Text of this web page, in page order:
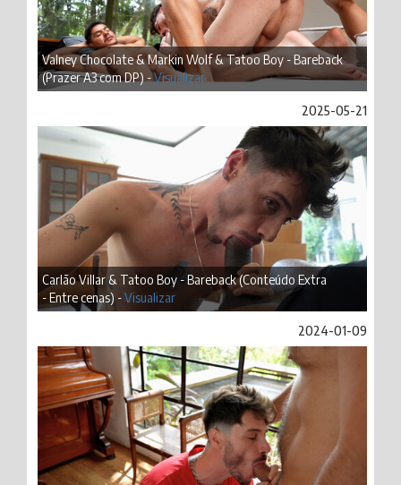
Valney Chocolate & Markin Wolf & Tatoo Boy - Bareback
(Prazer A3 com DP) -Visualizar
2025-05-21
Carlão Villar & Tatoo Boy - Bareback (Conteúdo Extra
- Entre cenas) -Visualizar
2024-01-09